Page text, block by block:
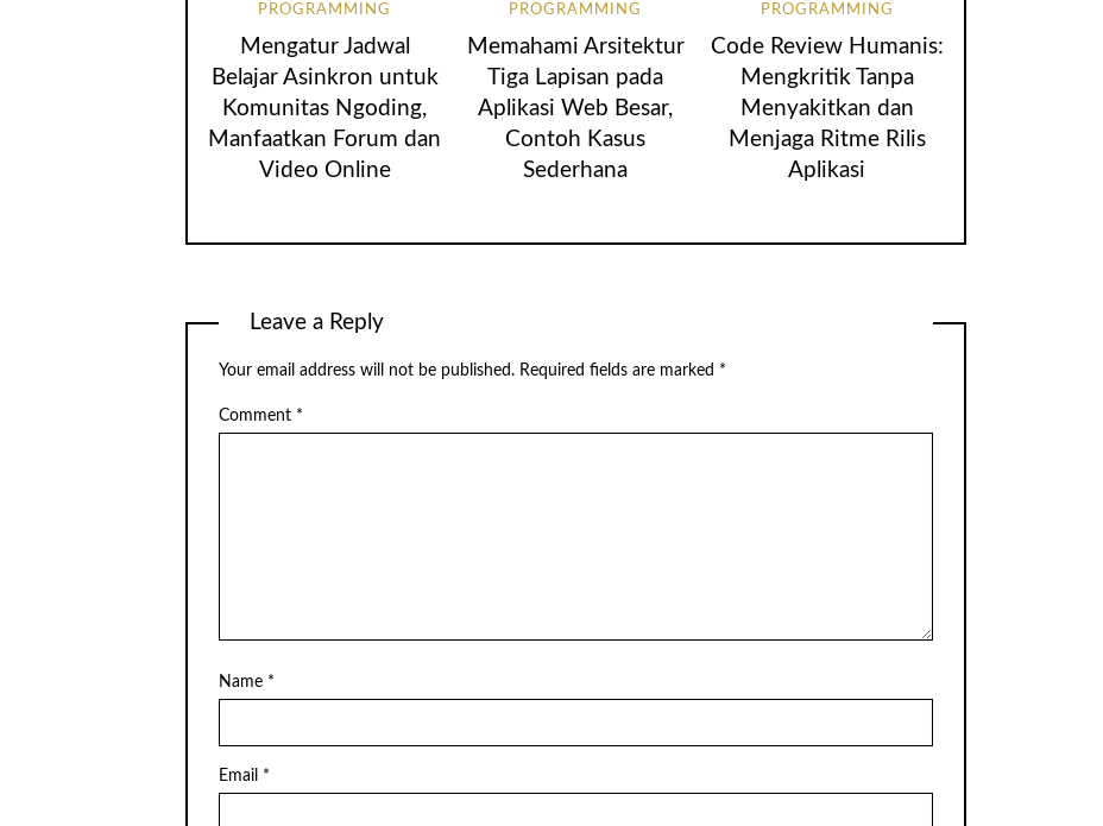
PROGRAMMING
Mengatur Jadwal
Belajar Asinkron untuk
Komunitas Ngoding,
Manfaatkan Forum dan
Video Online
PROGRAMMING
Memahami Arsitektur
Tiga Lapisan pada
Aplikasi Web Besar,
Contoh Kasus
Sederhana
PROGRAMMING
Code Review Humanis:
Mengkritik Tanpa
Menyakitkan dan
Menjaga Ritme Rilis
Aplikasi
Leave a Reply
Your email address will not be published. Required fields are marked *
Comment *
Name *
Email *